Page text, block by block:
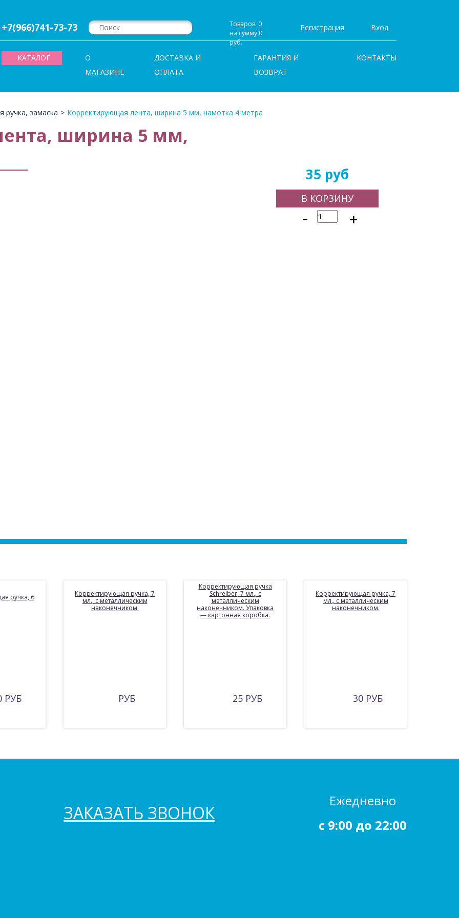
+7(966)741-73-73
Товаров: 0
на сумму 0
руб.
Регистрация Вход
КАТАЛОГ
О
МАГАЗИНЕ
ДОСТАВКА И
ОПЛАТА
ГАРАНТИЯ И
ВОЗВРАТ
КОНТАКТЫ
ручка, замаска > Корректирующая лента, ширина 5 мм, намотка 4 метра
ширина 5 мм,
35 руб
В КОРЗИНУ
- +
ручка, 6
РУБ
Корректирующая ручка, 7
мл., с металлическим
наконечником.
РУБ
Корректирующая ручка
Schreiber, 7 мл., с
металлическим
наконечником. Упаковка
— картонная коробка.
25 РУБ
Корректирующая ручка, 7
мл., с металлическим
наконечником.
30 РУБ
ЗАКАЗАТЬ ЗВОНОК
Ежедневно
c 9:00 до 22:00